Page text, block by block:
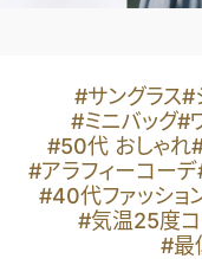
#サングラス#
#ミニバッグ#
#50代 おしゃれ
#アラフィーコーデ
#40代ファッショ
#気温25度
#最